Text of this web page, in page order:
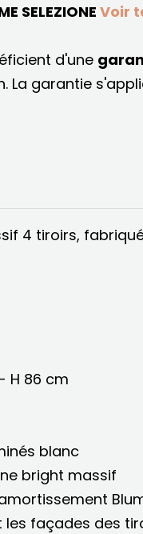
SELEZIONEVoir
d'une
La garantie
4 tiroirs,
H 86 cm
blanc
bright massif
les façades des